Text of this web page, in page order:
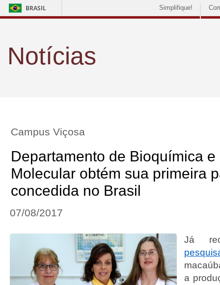
BRASIL Simplifique!
Notícias
Campus Viçosa
Departamento de Bioquímica
Molecular obtém sua primeira
concedida no Brasil
07/08/2017
Já
a